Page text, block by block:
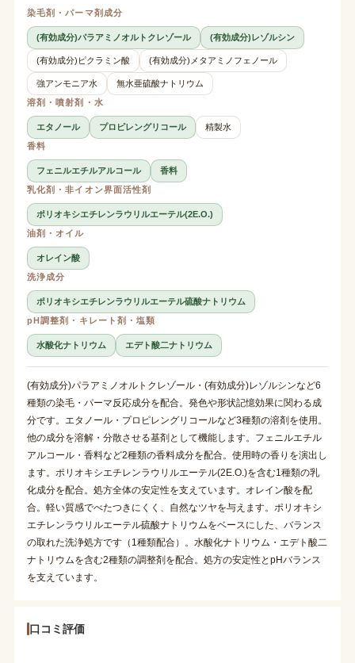
染毛剤・パーマ剤成分
(有効成分)パラアミノオルトクレゾール (有効成分)レゾルシン
(有効成分)ピクラミン酸 (有効成分)メタアミノフェノール
強アンモニア水
無水亜硫酸ナトリウム
溶剤・噴射剤・水
エタノール プロピレングリコール
精製水
香料
フェニルエチルアルコール
香料
乳化剤・非イオン界面活性剤
ポリオキシエチレンラウリルエーテル(2E.O.)
油剤・オイル
オレイン酸
洗浄成分
ポリオキシエチレンラウリルエーテル硫酸ナトリウム
pH調整剤・キレート剤・塩類
水酸化ナトリウム エデト酸二ナトリウム
(有効成分)パラアミノオルトクレゾール・(有効成分)レゾルシンなど6
種類の染毛・パーマ反応成分を配合。発色や形状記憶効果に関わる成
分です。エタノール・プロピレングリコールなど3種類の溶剤を使用。
他の成分を溶解・分散させる基剤として機能します。フェニルエチル
アルコール・香料など2種類の香料成分を配合。使用時の香りを演出し
ます。ポリオキシエチレンラウリルエーテル(2E.O.)を含む1種類の乳
化成分を配合。処方全体の安定性を支えています。オレイン酸を配
合。軽い質感でべたつきにくく、自然なツヤを与えます。ポリオキシ
エチレンラウリルエーテル硫酸ナトリウムをベースにした、バランス
の取れた洗浄処方です（1種類配合）。水酸化ナトリウム・エデト酸二
ナトリウムを含む2種類の調整剤を配合。処方の安定性とpHバランス
を支えています。
口コミ評価